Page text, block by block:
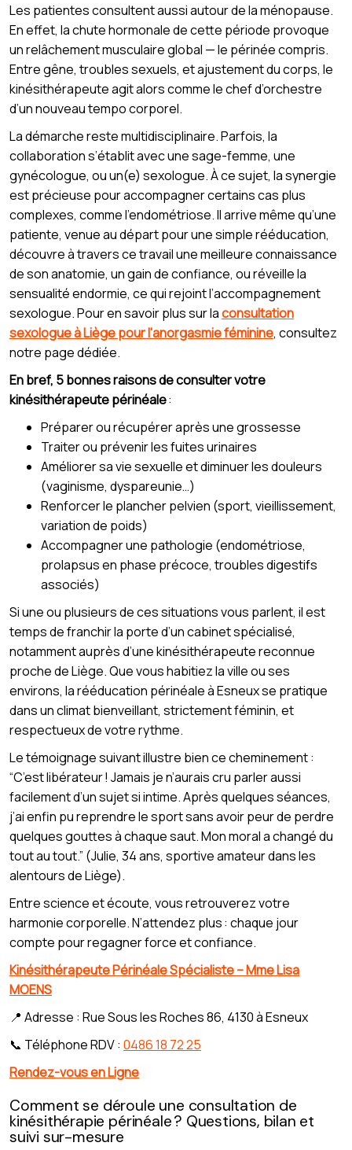
Les patientes consultent aussi autour de la ménopause.
En effet, la chute hormonale de cette période provoque
un relâchement musculaire global — le périnée compris.
Entre gêne, troubles sexuels, et ajustement du corps, le
kinésithérapeute agit alors comme le chef d’orchestre
d’un nouveau tempo corporel.
La démarche reste multidisciplinaire. Parfois, la
collaboration s’établit avec une sage-femme, une
gynécologue, ou un(e) sexologue. À ce sujet, la synergie
est précieuse pour accompagner certains cas plus
complexes, comme l’endométriose. Il arrive même qu’une
patiente, venue au départ pour une simple rééducation,
découvre à travers ce travail une meilleure connaissance
de son anatomie, un gain de confiance, ou réveille la
sensualité endormie, ce qui rejoint l’accompagnement
sexologue. Pour en savoir plus sur laconsultation
sexologue à Liège pour l'anorgasmie féminine, consultez
notre page dédiée.
En bref, 5 bonnes raisons de consulter votre
kinésithérapeute périnéale:
Préparer ou récupérer après une grossesse
Traiter ou prévenir les fuites urinaires
Améliorer sa vie sexuelle et diminuer les douleurs
(vaginisme, dyspareunie…)
Renforcer le plancher pelvien (sport, vieillissement,
variation de poids)
Accompagner une pathologie (endométriose,
prolapsus en phase précoce, troubles digestifs
associés)
Si une ou plusieurs de ces situations vous parlent, il est
temps de franchir la porte d’un cabinet spécialisé,
notamment auprès d’une kinésithérapeute reconnue
proche de Liège. Que vous habitiez la ville ou ses
environs, la rééducation périnéale à Esneux se pratique
dans un climat bienveillant, strictement féminin, et
respectueux de votre rythme.
Le témoignage suivant illustre bien ce cheminement :
“C’est libérateur ! Jamais je n’aurais cru parler aussi
facilement d’un sujet si intime. Après quelques séances,
j’ai enfin pu reprendre le sport sans avoir peur de perdre
quelques gouttes à chaque saut. Mon moral a changé du
tout au tout.” (Julie, 34 ans, sportive amateur dans les
alentours de Liège).
Entre science et écoute, vous retrouverez votre
harmonie corporelle. N’attendez plus : chaque jour
compte pour regagner force et confiance.
Kinésithérapeute Périnéale Spécialiste – Mme Lisa
MOENS
📍 Adresse : Rue Sous les Roches 86, 4130 à Esneux
📞 Téléphone RDV : 0486 18 72 25
Rendez-vous en Ligne
Comment se déroule une consultation de
kinésithérapie périnéale ? Questions, bilan et
suivi sur-mesure